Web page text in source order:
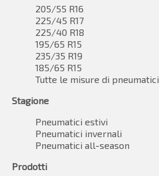
205/55 R16
225/45 R17
225/40 R18
195/65 R15
235/35 R19
185/65 R15
Tutte le misure di pneumatici
Stagione
Pneumatici estivi
Pneumatici invernali
Pneumatici all-season
Prodotti